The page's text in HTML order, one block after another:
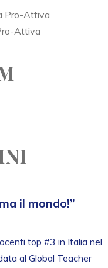
Attiva
il mondo!”
top #3 in Italia nel
al Global Teacher